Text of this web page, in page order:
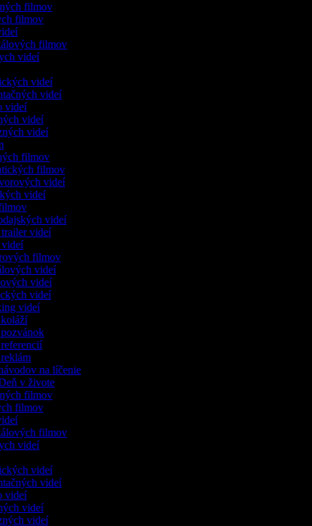
filmov
filmov
filmov
videí
videí
videí
videí
videí
videí
filmov
filmov
videí
videí
videí
trailer videí
videí
filmov
videí
videí
videí
videí
koláží
na líčenie
v živote
filmov
filmov
filmov
videí
videí
videí
videí
videí
videí